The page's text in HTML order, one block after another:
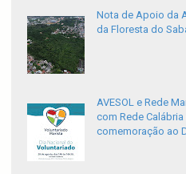
Nota de Apoio da
da Floresta do
AVESOL e Rede
com Rede
comemoração ao